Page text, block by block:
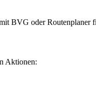
BVG oder Routenplaner
Aktionen: